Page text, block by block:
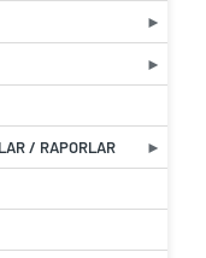
/ RAPORLAR